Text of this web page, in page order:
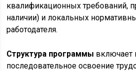
квалификационных требований,
наличии) и локальных
работодателя.
Структура программы включает
последовательное освоение